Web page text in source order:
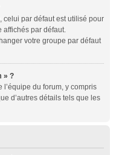
celui par défaut est utilisé pour
affichés par défaut.
votre groupe par défaut
» ?
du forum, y compris
d’autres détails tels que les